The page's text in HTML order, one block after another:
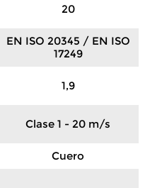
20
EN ISO 20345 / EN ISO
17249
1,9
Clase 1 - 20 m/s
Cuero